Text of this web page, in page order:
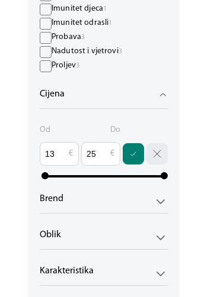
Imunitet djeca1
Imunitet odrasli1
Probava3
Nadutost i vjetrovi3
Proljev3
Vitamini i suplementi
Dodaci prehrani3
Imunitet
Cijena
Od Do
€ €
Brend
Oblik
Karakteristika